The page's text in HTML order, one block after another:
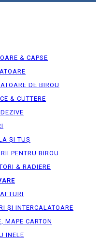
& CAPSE
DE BIROU
& CUTTERE
ȘI TUȘ
PENTRU BIROU
& RADIERE
ȘI INTERCALATOARE
MAPE CARTON
INELE